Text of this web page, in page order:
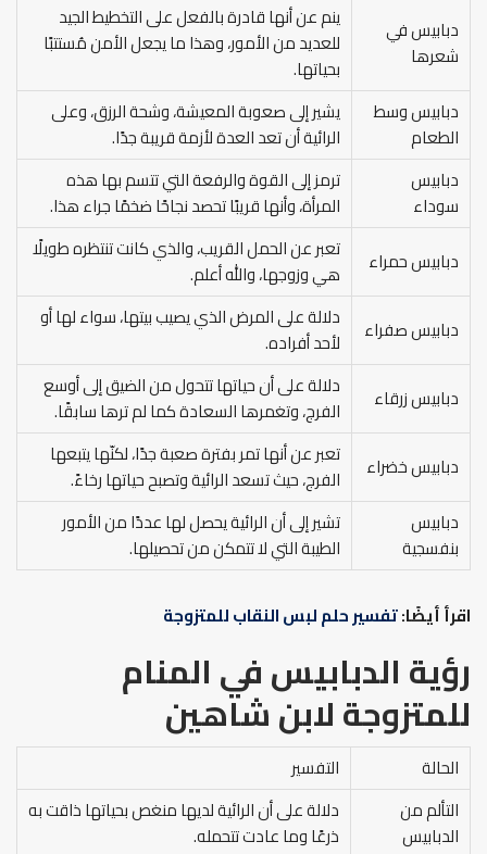
دبابيس في
شعرها
ينم عن أنها قادرة بالفعل على التخطيط الجيد
للعديد من الأمور، وهذا ما يجعل الأمن مُستتبًا
بحياتها.
دبابيس وسط
الطعام
يشير إلى صعوبة المعيشة، وشحة الرزق، وعلى
الرائية أن تعد العدة لأزمة قريبة جدًا.
دبابيس
سوداء
ترمز إلى القوة والرفعة التي تتسم بها هذه
المرأة، وأنها قريبًا تحصد نجاحًا ضخمًا جراء هذا.
دبابيس حمراء
تعبر عن الحمل القريب، والذي كانت تنتظره طويلًا
هي وزوجها، والله أعلم.
دبابيس صفراء
دلالة على المرض الذي يصيب بيتها، سواء لها أو
لأحد أفراده.
دبابيس زرقاء
دلالة على أن حياتها تتحول من الضيق إلى أوسع
الفرج، وتغمرها السعادة كما لم ترها سابقًا.
دبابيس خضراء
تعبر عن أنها تمر بفترة صعبة جدًا، لكنّها يتبعها
الفرج، حيث تسعد الرائية وتصبح حياتها رخاءً.
دبابيس
بنفسجية
تشير إلى أن الرائية يحصل لها عددًا من الأمور
الطيبة التي لا تتمكن من تحصيلها.
اقرأ أيضًا:تفسير حلم لبس النقاب للمتزوجة
رؤية الدبابيس في المنام
للمتزوجةلابن شاهين
الحالة
التفسير
التألم من
الدبابيس
دلالة على أن الرائية لديها منغص بحياتها ذاقت به
ذرعًا وما عادت تتحمله.